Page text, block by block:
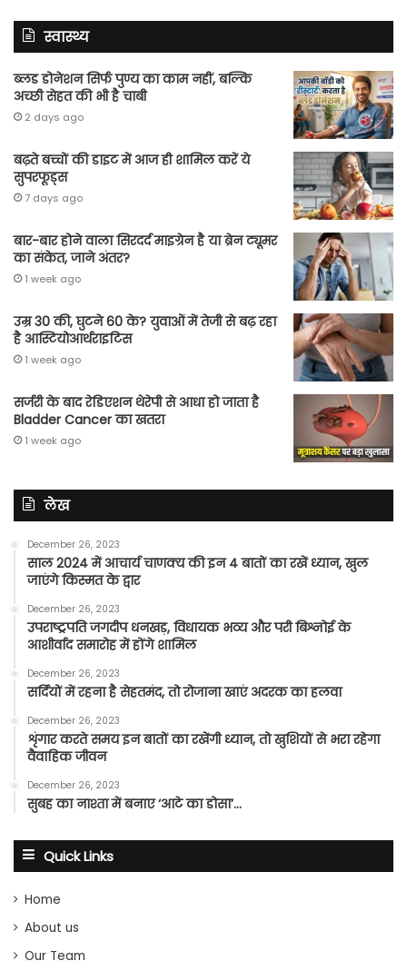
स्वास्थ्य
ब्लड डोनेशन सिर्फ पुण्य का काम नहीं, बल्कि
अच्छी सेहत की भी है चाबी
2 days ago
बढ़ते बच्चों की डाइट में आज ही शामिल करें ये
सुपरफूड्स
7 days ago
बार-बार होने वाला सिरदर्द माइग्रेन है या ब्रेन ट्यूमर
का संकेत, जाने अंतर?
1 week ago
उम्र 30 की, घुटने 60 के? युवाओं में तेजी से बढ़ रहा
है आस्टियोआर्थराइटिस
1 week ago
सर्जरी के बाद रेडिएशन थेरेपी से आधा हो जाता है
Bladder Cancer का खतरा
1 week ago
लेख
December 26, 2023
साल 2024 में आचार्य चाणक्य की इन 4 बातों का रखें ध्यान, खुल
जाएंगे किस्मत के द्वार
December 26, 2023
उपराष्ट्रपति जगदीप धनखड़, विधायक भव्य और परी बिश्नोई के
आशीर्वाद समारोह में होंगे शामिल
December 26, 2023
सर्दियों में रहना है सेहतमंद, तो रोजाना खाएं अदरक का हलवा
December 26, 2023
शृंगार करते समय इन बातों का रखेंगी ध्यान, तो खुशियों से भरा रहेगा
वैवाहिक जीवन
December 26, 2023
सुबह का नाश्ता में बनाए ‘आटे का डोसा’…
Quick Links
Home
About us
Our Team